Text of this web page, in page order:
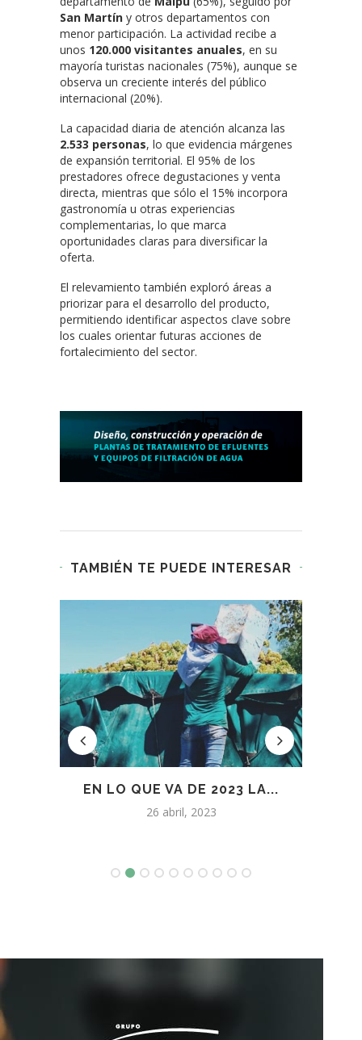
San Martín y otros departamentos con
menor participación. La actividad recibe a
unos 120.000 visitantes anuales, en su
mayoría turistas nacionales (75%), aunque se
observa un creciente interés del público
internacional (20%).
La capacidad diaria de atención alcanza las
2.533 personas, lo que evidencia márgenes
de expansión territorial. El 95% de los
prestadores ofrece degustaciones y venta
directa, mientras que sólo el 15% incorpora
gastronomía u otras experiencias
complementarias, lo que marca
oportunidades claras para diversificar la
oferta.
El relevamiento también exploró áreas a
priorizar para el desarrollo del producto,
permitiendo identificar aspectos clave sobre
los cuales orientar futuras acciones de
fortalecimiento del sector.
TAMBIÉN TE PUEDE INTERESAR
EN LO QUE VA DE 2023 LA...
26 abril, 2023